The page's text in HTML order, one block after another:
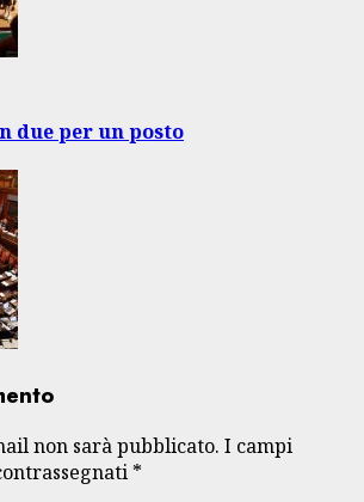
due per un posto
non sarà pubblicato. I campi
*